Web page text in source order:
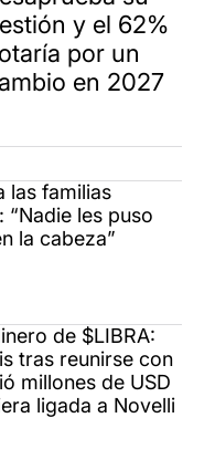
y el 62%
por un
en 2027
las familias
“Nadie les puso
la cabeza”
de $LIBRA:
tras reunirse con
millones de USD
ligada a Novelli